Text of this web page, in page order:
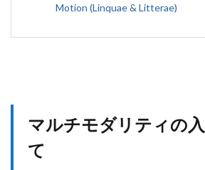
Motion (Linquae & Litterae)
マルチモダリティの
て